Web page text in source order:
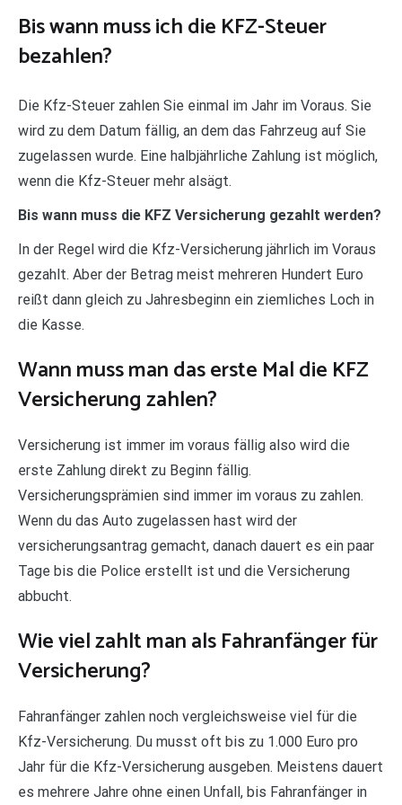
Bis wann muss ich die KFZ-Steuer
bezahlen?
Die Kfz-Steuer zahlen Sie einmal im Jahr im Voraus. Sie
wird zu dem Datum fällig, an dem das Fahrzeug auf Sie
zugelassen wurde. Eine halbjährliche Zahlung ist möglich,
wenn die Kfz-Steuer mehr alsägt.
Bis wann muss die KFZ Versicherung gezahlt werden?
In der Regel wird die Kfz-Versicherung jährlich im Voraus
gezahlt. Aber der Betrag meist mehreren Hundert Euro
reißt dann gleich zu Jahresbeginn ein ziemliches Loch in
die Kasse.
Wann muss man das erste Mal die KFZ
Versicherung zahlen?
Versicherung ist immer im voraus fällig also wird die
erste Zahlung direkt zu Beginn fällig.
Versicherungsprämien sind immer im voraus zu zahlen.
Wenn du das Auto zugelassen hast wird der
versicherungsantrag gemacht, danach dauert es ein paar
Tage bis die Police erstellt ist und die Versicherung
abbucht.
Wie viel zahlt man als Fahranfänger für
Versicherung?
Fahranfänger zahlen noch vergleichsweise viel für die
Kfz-Versicherung. Du musst oft bis zu 1.000 Euro pro
Jahr für die Kfz-Versicherung ausgeben. Meistens dauert
es mehrere Jahre ohne einen Unfall, bis Fahranfänger in